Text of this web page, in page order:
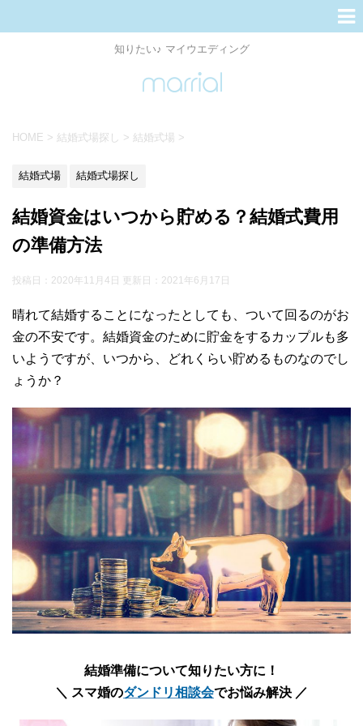
知りたい♪ マイウエディング
HOME > 結婚式場探し > 結婚式場 >
結婚式場 結婚式場探し
結婚資金はいつから貯める？結婚式費用
の準備方法
投稿日：2020年11月4日 更新日： 2021年6月17日
晴れて結婚することになったとしても、ついて回るのがお
金の不安です。結婚資金のために貯金をするカップルも多
いようですが、いつから、どれくらい貯めるものなのでし
ょうか？
結婚準備について知りたい方に！
＼ スマ婚のダンドリ相談会でお悩み解決 ／